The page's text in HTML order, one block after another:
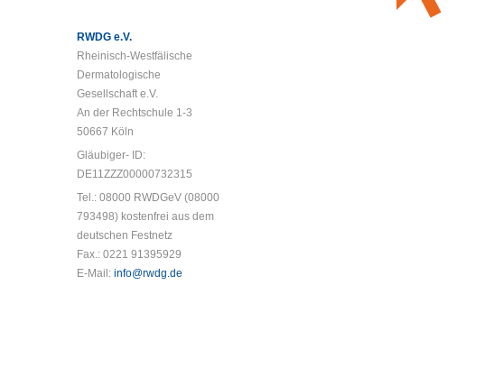
RWDG e.V.
Rheinisch-Westfälische
Dermatologische
Gesellschaft e.V.
An der Rechtschule 1-3
50667 Köln
Gläubiger- ID:
DE11ZZZ00000732315
Tel.: 08000 RWDGeV (08000
793498) kostenfrei aus dem
deutschen Festnetz
Fax.: 0221 91395929
E-Mail: info@rwdg.de